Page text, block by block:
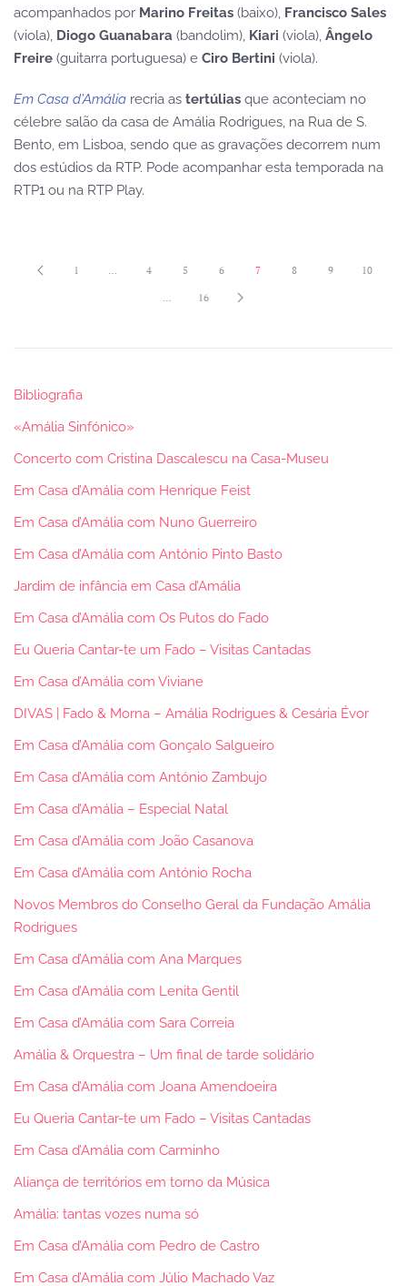
acompanhados por Marino Freitas (baixo), Francisco Sales
(viola), Diogo Guanabara (bandolim), Kiari (viola), Ângelo
Freire (guitarra portuguesa) e Ciro Bertini (viola).
Em Casa d’Amália recria as tertúlias que aconteciam no
célebre salão da casa de Amália Rodrigues, na Rua de S.
Bento, em Lisboa, sendo que as gravações decorrem num
dos estúdios da RTP. Pode acompanhar esta temporada na
RTP1 ou na RTP Play.
1 … 4 5 6 7 8 9 10
… 16
Bibliografia
«Amália Sinfónico»
Concerto com Cristina Dascalescu na Casa-Museu
Em Casa d’Amália com Henrique Feist
Em Casa d’Amália com Nuno Guerreiro
Em Casa d’Amália com António Pinto Basto
Jardim de infância em Casa d’Amália
Em Casa d’Amália com Os Putos do Fado
Eu Queria Cantar-te um Fado – Visitas Cantadas
Em Casa d’Amália com Viviane
DIVAS | Fado & Morna – Amália Rodrigues & Cesária Évor
Em Casa d’Amália com Gonçalo Salgueiro
Em Casa d’Amália com António Zambujo
Em Casa d’Amália – Especial Natal
Em Casa d’Amália com João Casanova
Em Casa d’Amália com António Rocha
Novos Membros do Conselho Geral da Fundação Amália
Rodrigues
Em Casa d’Amália com Ana Marques
Em Casa d’Amália com Lenita Gentil
Em Casa d’Amália com Sara Correia
Amália & Orquestra – Um final de tarde solidário
Em Casa d’Amália com Joana Amendoeira
Eu Queria Cantar-te um Fado – Visitas Cantadas
Em Casa d’Amália com Carminho
Aliança de territórios em torno da Música
Amália: tantas vozes numa só
Em Casa d’Amália com Pedro de Castro
Em Casa d’Amália com Júlio Machado Vaz